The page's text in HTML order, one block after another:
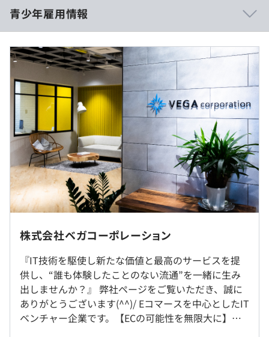
る環境です。
■LOWYA（ロウヤ）
https://www.low-ya.com/
■社内勉強会の開催
■書籍、社外勉強会・カンファレンス参加費用の補助制度
■メンター制度
■評価、表彰制度（社内表彰）
■スクラム開発実施
受動喫煙防止措置に関する事項
インターン時の報酬はございません
1~4日目：10:00~18:00
5日目：10:00~20:00
休憩時間：休憩60分
平均残業時間：インターンのため、なし
インターンのため、なし
・交通費／弊社規定に基づき支給
・宿泊先／弊社規定に基づき支給
※交通費並びに宿泊費は、5日間すべての日程にご参加さ
れた方が支給対象となります
青少年雇用情報
過去３年間の新卒採用者数・離職者数
前年度 採用者数7人 離職者数0人
2年度前 採用者数12人 離職者数2人
3年度前 採用者数11人 離職者数0人
過去３年間の新卒採用者数の男女別人数
前年度 男性2人 女性5人
2年度前 男性9人 女性3人
3年度前 男性5人 女性6人
研修の有無及び内容
新人研修、新人フォロー研修、メンター・インストラクタ
ー研修、マネジメント研修、経営層研修、eラーニング、
手上げ研修
自己啓発支援の有無及びその内容
業務に資するとして会社が認めた資格取得者への手当支
株式会社ベガコーポレーション
『IT技術を駆使し新たな価値と最高のサービスを提
供し、“誰も体験したことのない流通”を一緒に生み
出しませんか？』 弊社ページをご覧いただき、誠に
ありがとうございます(^^)/ Eコマースを中心としたIT
ベンチャー企業です。【ECの可能性を無限大に】を